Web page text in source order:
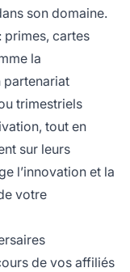
son domaine.
primes, cartes
la
partenariat
trimestriels
tout en
sur leurs
l’innovation et la
votre
de vos affiliés